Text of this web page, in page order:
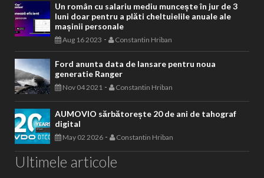
Un român cu salariu mediu muncește în jur de 3
luni doar pentru a plăti cheltuielile anuale ale
mașinii personale
Aug 16 2023 - Constantin Hriban
Ford anunta data de lansare pentru noua
generatie Ranger
Nov 04 2021 - Constantin Hriban
AUMOVIO sărbătorește 20 de ani de tahograf
digital
May 02 2026 - Constantin Hriban
Ultimele articole